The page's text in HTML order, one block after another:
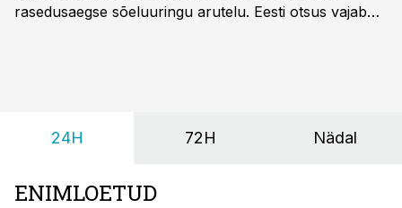
rasedusaegse sõeluuringu arutelu. Eesti otsus vajab
24H 72H Nädal
ENIMLOETUD